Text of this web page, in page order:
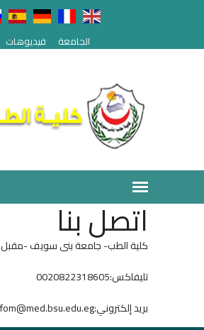
الجامعة فيديوهات
اتصل بنا
كلية الطب- جامعة بنى سويف -مقبل 62511
تليفاكس:0020822318605
بريد إلكتروني:fom@med.bsu.edu.eg